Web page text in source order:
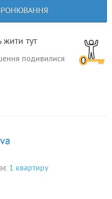
жити тут
подивилися
1 квартиру